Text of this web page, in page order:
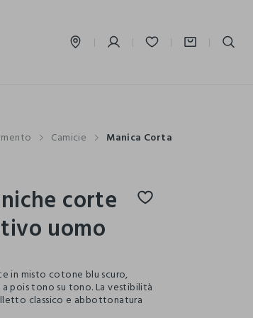
Camicie Manica Corta
corte
uomo
in misto cotone blu scuro,
pois tono su tono. La vestibilità
classico e abbottonatura